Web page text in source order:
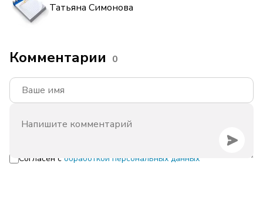
Татьяна Симонова
Комментарии 0
Согласен с обработкой персональных данных